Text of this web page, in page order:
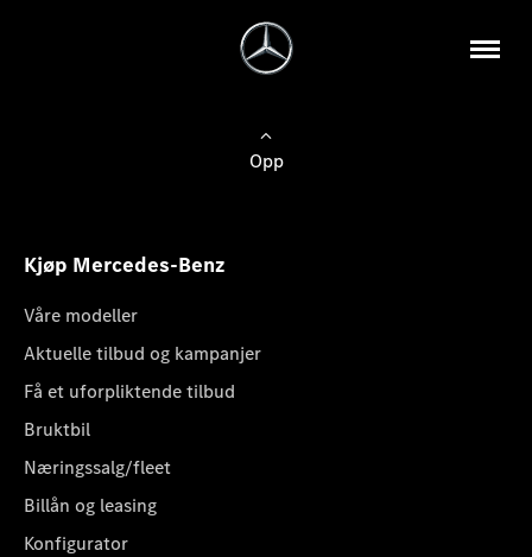
Opp
Kjøp Mercedes-Benz
Våre modeller
Aktuelle tilbud og kampanjer
Få et uforpliktende tilbud
Bruktbil
Næringssalg/fleet
Billån og leasing
Konfigurator